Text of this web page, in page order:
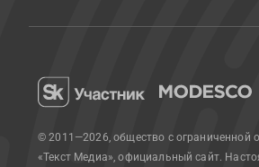
© 2011—2026, общество с ограниченной
«Текст Медиа», официальный сайт.